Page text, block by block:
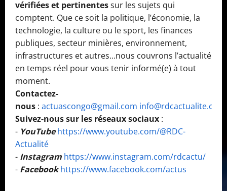
vérifiées et pertinentessur les sujets qui
comptent. Que ce soit la politique, l’économie, la
technologie, la culture ou le sport, les finances
publiques, secteur minières, environnement,
infrastructures et autres...nous couvrons l’actualité
en temps réel pour vous tenir informé(e) à tout
moment.
Contactez-
nous : actuascongo@gmail.com info@rdcactualite.com
Suivez-nous sur les réseaux sociaux :
- YouTube https://www.youtube.com/@RDC-
Actualité
- Instagram https://www.instagram.com/rdcactu/
- Facebook https://www.facebook.com/actus